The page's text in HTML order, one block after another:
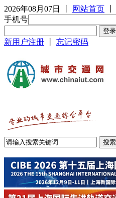
2026年08月07日 网站首页
手机号
新用户注册 忘记密码